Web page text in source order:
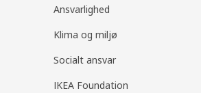
Ansvarlighed
Klima og miljø
Socialt ansvar
IKEA Foundation